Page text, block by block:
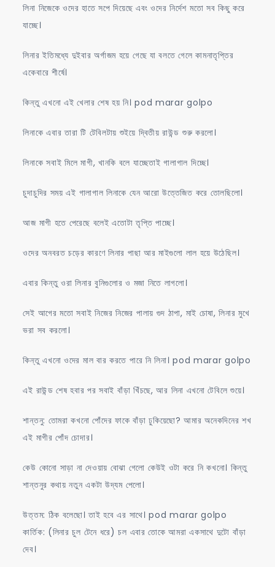
লিনা নিজেকে ওদের হাতে সপে দিয়েছে এবং ওদের নির্দেশ মতো সব কিছু করে
যাচ্ছে।
লিনার ইতিমধ্যে দুইবার অর্গাজম হয়ে গেছে যা বলতে গেলে কামনাতৃপ্তির
একেবারে শীর্ষে।
কিন্তু এখনো এই খেলার শেষ হয় নি। pod marar golpo
লিনাকে এবার তারা টি টেবিলটায় শুইয়ে দ্বিতীয় রাউন্ড শুরু করলো।
লিনাকে সবাই মিলে মাগী, খানকি বলে যাচ্ছেতাই গালাগাল দিচ্ছে।
চুদাচুদির সময় এই গালাগাল লিনাকে যেন আরো উত্তেজিত করে তোলছিলো।
আজ মাগী হতে পেরেছে বলেই এতোটা তৃপ্তি পাচ্ছে।
ওদের অনবরত চড়ের কারণে লিনার পাছা আর মাইগুলো লাল হয়ে উঠেছিল।
এবার কিন্তু ওরা লিনার বুনিগুলোর ও মজা নিতে লাগলো।
সেই আগের মতো সবাই নিজের নিজের পালায় গুদ ঠাপা, মাই চোষা, লিনার মুখে
ভরা সব করলো।
কিন্তু এখনো ওদের মাল বার করতে পারে নি লিনা। pod marar golpo
এই রাউন্ড শেষ হবার পর সবাই বাঁড়া খিঁচছে, আর লিনা এখনো টেবিলে শুয়ে।
শান্তনু: তোমরা কখনো পোঁদের ফাকে বাঁড়া ঢুকিয়েছো? আমার অনেকদিনের শখ
এই মাগীর পোঁদ চোদার।
কেউ কোনো সাড়া না দেওয়ায় বোঝা গেলো কেউই ওটা করে নি কখনো। কিন্তু
শান্তনুর কথায় নতুন একটা উদ্যম পেলো।
উত্তম: ঠিক বলেছো। তাই হবে এর সাথে। pod marar golpo
কার্তিক: (লিনার চুল টেনে ধরে) চল এবার তোকে আমরা একসাথে দুটো বাঁড়া
দেব।